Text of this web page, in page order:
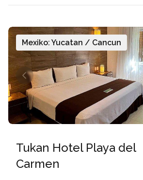
Mexiko: Yucatan / Cancun
Tukan Hotel Playa del
Carmen